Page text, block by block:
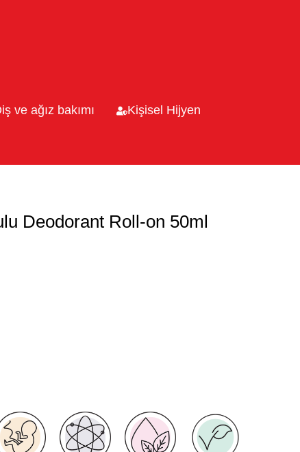
ve ağız bakımı Kişisel Hijyen
Deodorant Roll-on 50ml